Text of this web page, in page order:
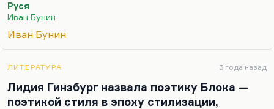
прозы, сколько по концентрации, по степени, по
эмоциональному напряжению это, конечно,
достигает уже высот поэзии. Я говорю о
горбуна», «Красавица», «Первая любовь».
Начните, пожалуй, с «Красавицы». Вот это просто
гениальный рассказ.
Руся
Иван Бунин
Иван Бунин
ЛИТЕРАТУРА 3 года назад
Лидия Гинзбург назвала поэтику Блока —
поэтикой стиля в эпоху стилизации,